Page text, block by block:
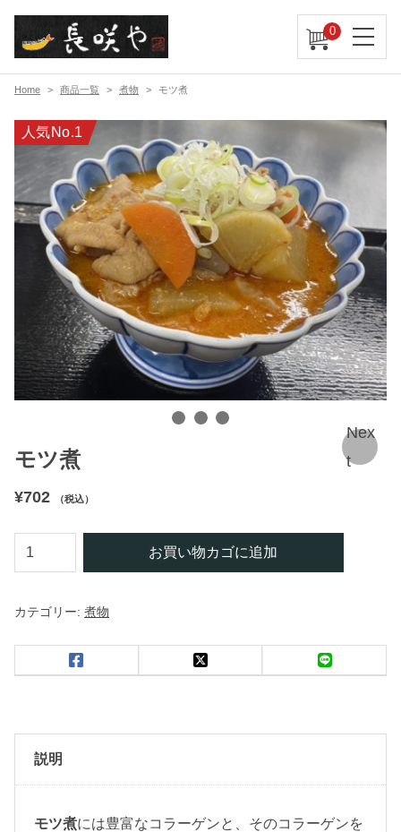
0
Home 商品一覧 煮物 モツ煮
人気No.1
Nex
t
モツ煮
¥702 （税込）
モ
ツ
個
お買い物カゴに追加
カテゴリー: 煮物
説明
モツ煮には豊富なコラーゲンと、そのコラーゲンを